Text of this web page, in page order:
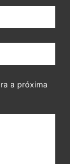
a próxima